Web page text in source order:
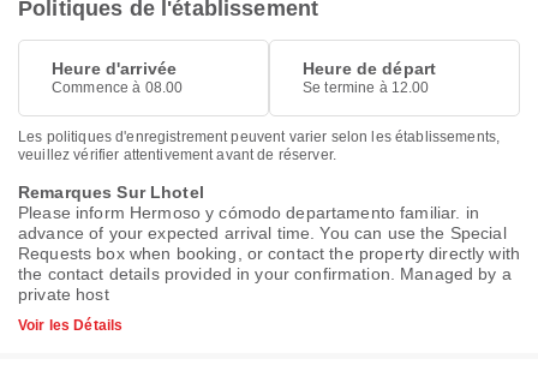
Politiques de l'établissement
Heure d'arrivée
Commence à 08.00
Heure de départ
Se termine à 12.00
Les politiques d'enregistrement peuvent varier selon les établissements,
veuillez vérifier attentivement avant de réserver.
Remarques Sur Lhotel
Please inform Hermoso y cómodo departamento familiar. in
advance of your expected arrival time. You can use the Special
Requests box when booking, or contact the property directly with
the contact details provided in your confirmation. Managed by a
private host
Voir les Détails